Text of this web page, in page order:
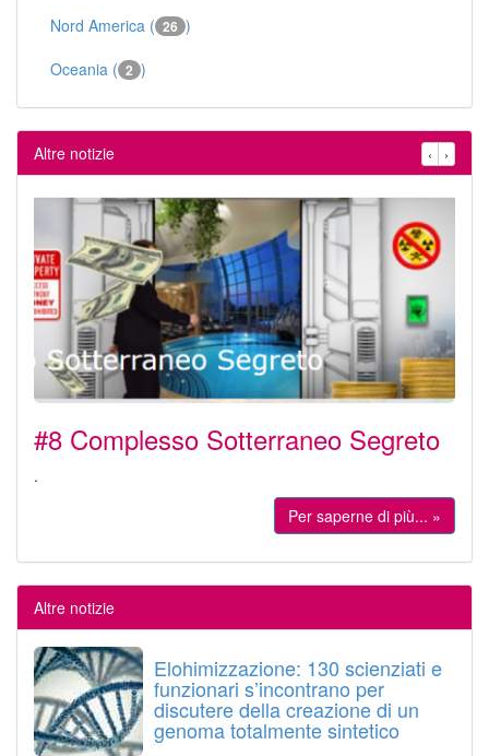
Nord America ( 26 )
Oceania ( 2 )
Altre notizie ‹ ›
#8 Complesso Sotterraneo Segreto
.
Per saperne di più... »
Altre notizie
Elohimizzazione: 130 scienziati e
funzionari s’incontrano per
discutere della creazione di un
genoma totalmente sintetico